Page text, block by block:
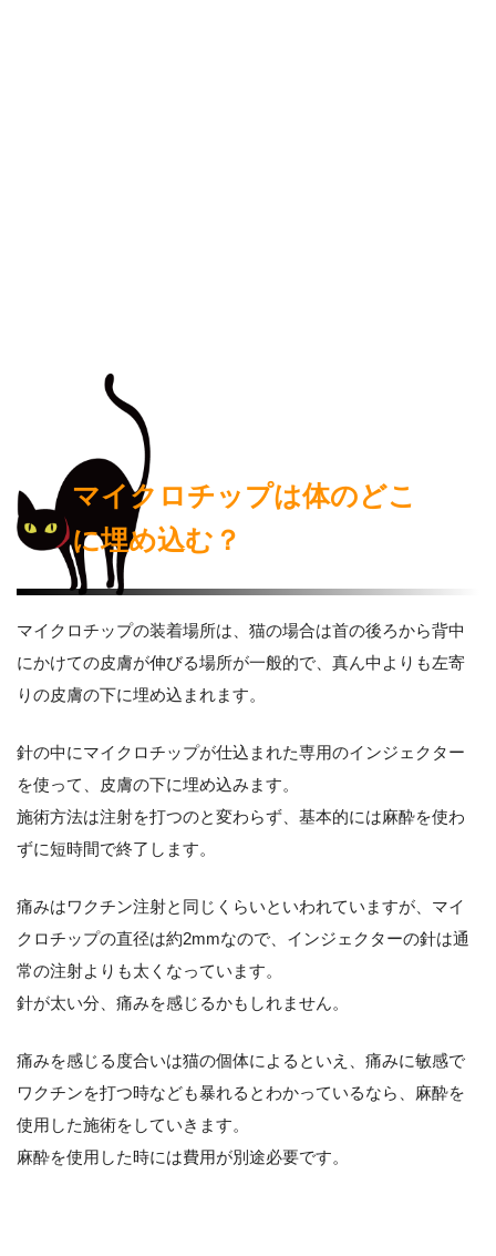
マイクロチップは体のどこ
に埋め込む？
マイクロチップの装着場所は、猫の場合は首の後ろから背中
にかけての皮膚が伸びる場所が一般的で、真ん中よりも左寄
りの皮膚の下に埋め込まれます。
針の中にマイクロチップが仕込まれた専用のインジェクター
を使って、皮膚の下に埋め込みます。
施術方法は注射を打つのと変わらず、基本的には麻酔を使わ
ずに短時間で終了します。
痛みはワクチン注射と同じくらいといわれていますが、マイ
クロチップの直径は約2mmなので、インジェクターの針は通
常の注射よりも太くなっています。
針が太い分、痛みを感じるかもしれません。
痛みを感じる度合いは猫の個体によるといえ、痛みに敏感で
ワクチンを打つ時なども暴れるとわかっているなら、麻酔を
使用した施術をしていきます。
麻酔を使用した時には費用が別途必要です。